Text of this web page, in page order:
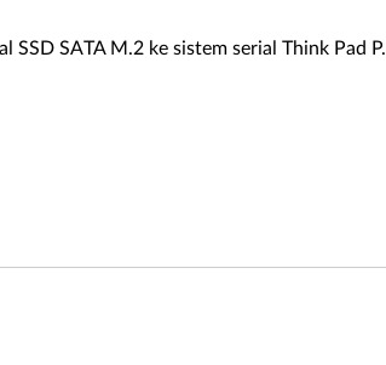
SSD SATA M.2 ke sistem serial Think Pad P.